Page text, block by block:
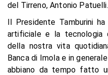
del Tirreno, Antonio Patuelli.
Il Presidente Tamburini ha
artificiale e la tecnologia
della nostra vita
Banca di Imola e in
abbiano da tempo fatto